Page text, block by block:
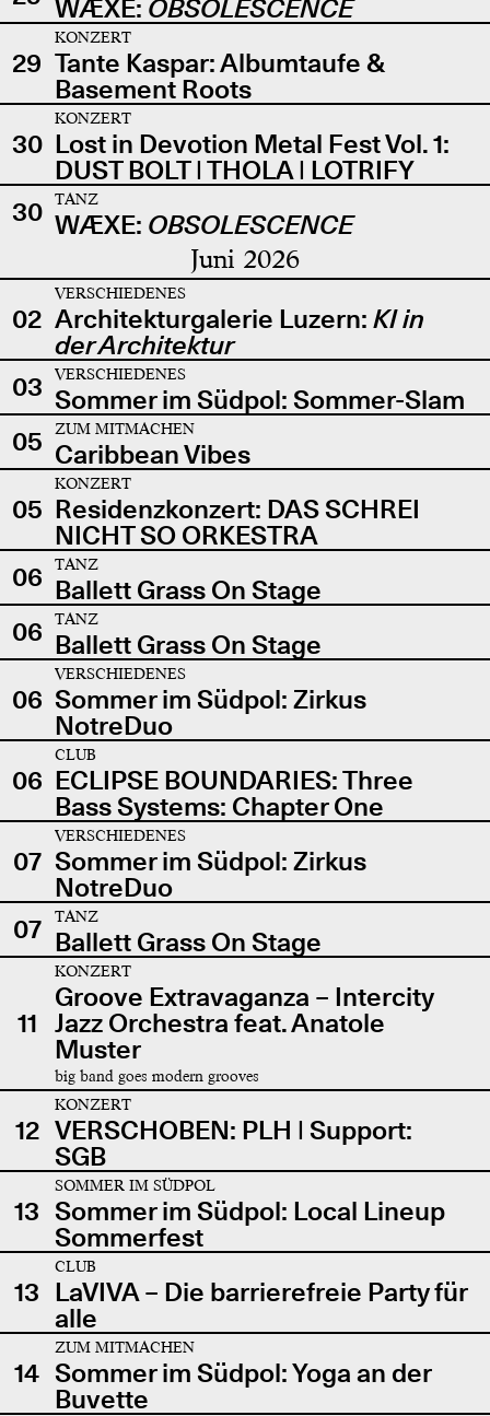
WÆXE: OBSOLESCENCE
29
KONZERT
Tante Kaspar: Albumtaufe &
Basement Roots
30
KONZERT
Lost in Devotion Metal Fest Vol. 1:
DUST BOLT | THOLA | LOTRIFY
30
TANZ
WÆXE: OBSOLESCENCE
Juni 2026
02
VERSCHIEDENES
Architekturgalerie Luzern: KI in
der Architektur
03
VERSCHIEDENES
Sommer im Südpol: Sommer-Slam
05
ZUM MITMACHEN
Caribbean Vibes
05
KONZERT
Residenzkonzert: DAS SCHREI
NICHT SO ORKESTRA
06
TANZ
Ballett Grass On Stage
06
TANZ
Ballett Grass On Stage
06
VERSCHIEDENES
Sommer im Südpol: Zirkus
NotreDuo
06
CLUB
ECLIPSE BOUNDARIES: Three
Bass Systems: Chapter One
07
VERSCHIEDENES
Sommer im Südpol: Zirkus
NotreDuo
07
TANZ
Ballett Grass On Stage
11
KONZERT
Groove Extravaganza – Intercity
Jazz Orchestra feat. Anatole
Muster
big band goes modern grooves
12
KONZERT
VERSCHOBEN: PLH | Support:
SGB
13
SOMMER IM SÜDPOL
Sommer im Südpol: Local Lineup
Sommerfest
13
CLUB
LaVIVA – Die barrierefreie Party für
alle
14
ZUM MITMACHEN
Sommer im Südpol: Yoga an der
Buvette